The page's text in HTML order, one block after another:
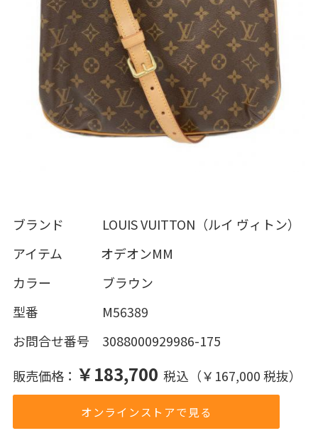
ブランド LOUIS VUITTON（ルイ ヴィトン）
アイテム オデオンMM
カラー ブラウン
型番 M56389
お問合せ番号 3088000929986-175
販売価格： ￥183,700 税込（￥167,000 税抜）
オンラインストアで見る